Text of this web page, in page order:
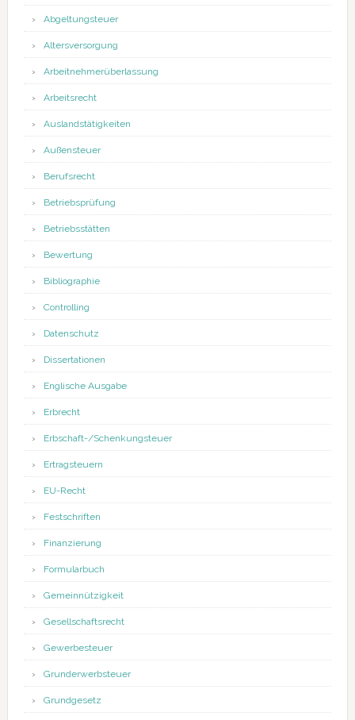
Abgeltungsteuer
Altersversorgung
Arbeitnehmerüberlassung
Arbeitsrecht
Auslandstätigkeiten
Außensteuer
Berufsrecht
Betriebsprüfung
Betriebsstätten
Bewertung
Bibliographie
Controlling
Datenschutz
Dissertationen
Englische Ausgabe
Erbrecht
Erbschaft-/Schenkungsteuer
Ertragsteuern
EU-Recht
Festschriften
Finanzierung
Formularbuch
Gemeinnützigkeit
Gesellschaftsrecht
Gewerbesteuer
Grunderwerbsteuer
Grundgesetz